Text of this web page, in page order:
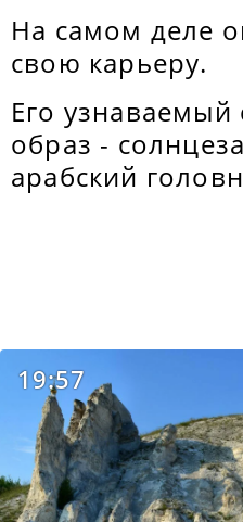
На самом деле
свою карьеру.
Его узнаваемый
образ -
арабский
19:57